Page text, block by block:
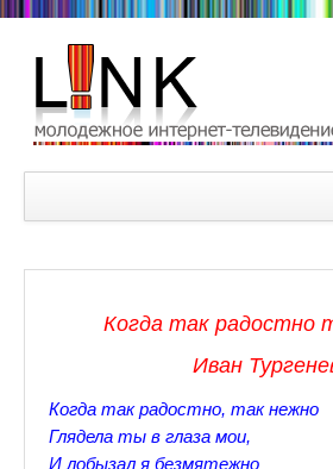
Зимние Олимпийские игры 2018.
Любимые фильмы Любимые актеры
Царское Село в Санкт-Петербурге
Когда так радостно
Иван
Когда так радостно, так нежно
Глядела ты в глаза мои,
И лобызал я безмятежно